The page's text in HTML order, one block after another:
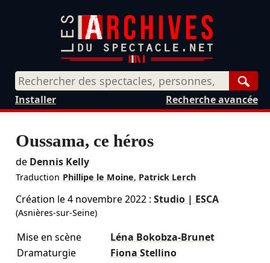
Recherche avancée
Installer
Oussama, ce héros
de Dennis Kelly
Traduction Phillipe le Moine, Patrick Lerch
Création le4 novembre 2022: Studio | ESCA
(Asnières-sur-Seine)
Mise en scène
Léna Bokobza-Brunet
Dramaturgie
Fiona Stellino